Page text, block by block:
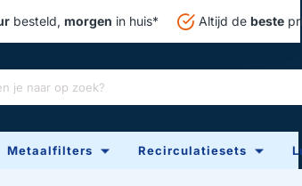
besteld, morgen in huis* Altijd de beste
Metaalfilters Recirculatiesets